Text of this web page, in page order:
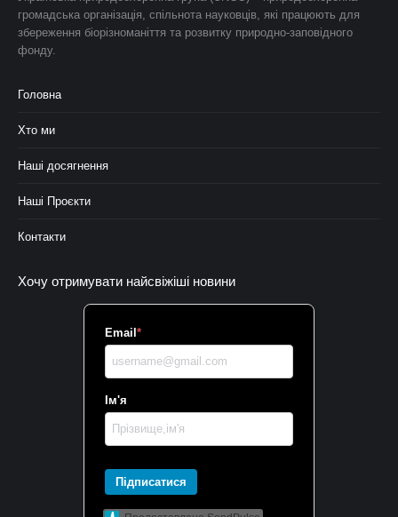
громадська організація, спільнота науковців, які працюють для
збереження біорізноманіття та розвитку природно-заповідного
фонду.
Головна
Хто ми
Наші досягнення
Наші Проєкти
Контакти
Хочу отримувати найсвіжіші новини
Email *
Ім'я
Підписатися